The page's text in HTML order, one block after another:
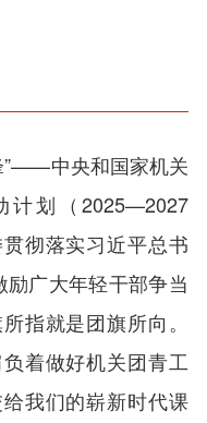
”——中央和国家机关
划（2025—2027
彻落实习近平总书
励广大年轻干部争当
指就是团旗所向。
着做好机关团青工
我们的崭新时代课